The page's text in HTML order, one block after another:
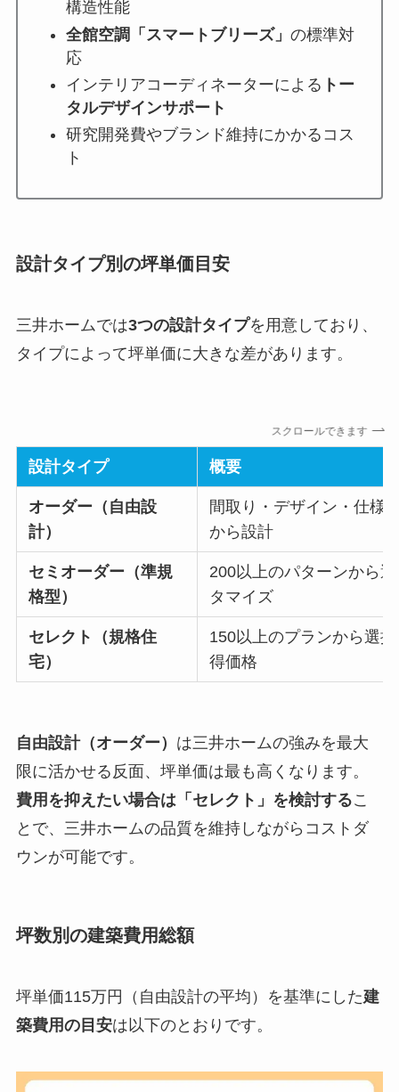
構造性能
全館空調「スマートブリーズ」 の標準対
応
インテリアコーディネーターによる トー
タルデザインサポート
研究開発費やブランド維持にかかるコス
ト
設計タイプ別の坪単価目安
三井ホームでは3つの設計タイプを用意しており、
タイプによって坪単価に大きな差があります。
スクロールできます
設計タイプ 概要
オーダー（自由設
計）
間取り・デザイン・仕様
から設計
セミオーダー（準規
格型）
200以上のパターンから
タマイズ
セレクト（規格住
宅）
150以上のプランから選
得価格
自由設計（オーダー） は三井ホームの強みを最大
限に活かせる反面、坪単価は最も高くなります。
費用を抑えたい場合は「セレクト」を検討するこ
とで、三井ホームの品質を維持しながらコストダ
ウンが可能です。
坪数別の建築費用総額
坪単価115万円（自由設計の平均）を基準にした建
築費用の目安は以下のとおりです。